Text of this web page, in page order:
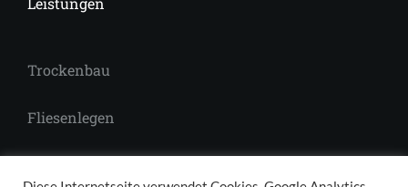
Trockenbau
Fliesenlegen